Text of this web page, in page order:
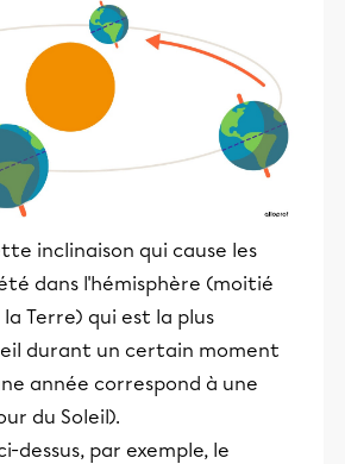
inclinaison qui cause les
dans l'hémisphère (moitié
Terre) qui est la plus
durant un certain moment
année correspond à une
du Soleil).
dessus, par exemple, le